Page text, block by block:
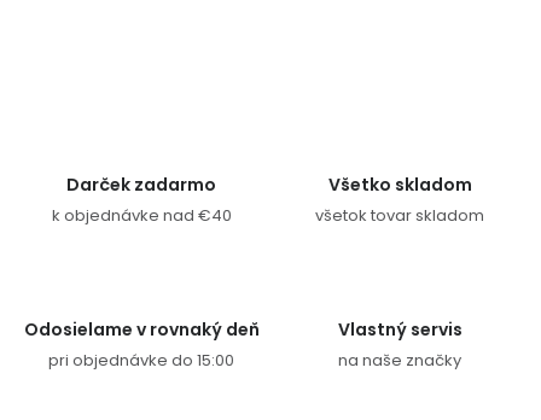
Darček zadarmo
k objednávke nad €40
Všetko skladom
všetok tovar skladom
Odosielame v rovnaký deň
pri objednávke do 15:00
Vlastný servis
na naše značky